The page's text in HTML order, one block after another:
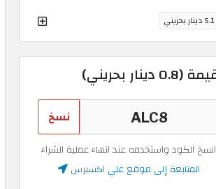
5.1 دينار بحريني
نسخ
انسخ الكود واستخدمه عند انهاء عملية الشراء
المتابعة إلى موقع علي اكسبرس